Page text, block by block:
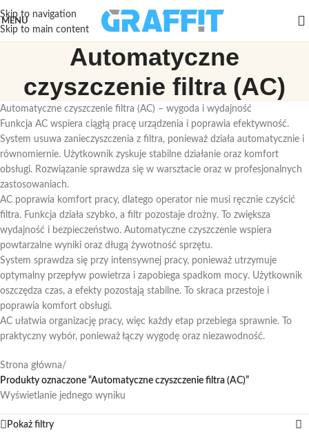
Skip to navigation
Skip to main content
MENU
Automatyczne
czyszczenie filtra (AC)
Automatyczne czyszczenie filtra (AC) – wygoda i wydajność
Funkcja AC wspiera ciągłą pracę urządzenia i poprawia efektywność.
System usuwa zanieczyszczenia z filtra, ponieważ działa automatycznie i
równomiernie. Użytkownik zyskuje stabilne działanie oraz komfort
obsługi. Rozwiązanie sprawdza się w warsztacie oraz w profesjonalnych
zastosowaniach.
AC poprawia komfort pracy, dlatego operator nie musi ręcznie czyścić
filtra. Funkcja działa szybko, a filtr pozostaje drożny. To zwiększa
wydajność i bezpieczeństwo. Automatyczne czyszczenie wspiera
powtarzalne wyniki oraz długą żywotność sprzętu.
System sprawdza się przy intensywnej pracy, ponieważ utrzymuje
optymalny przepływ powietrza i zapobiega spadkom mocy. Użytkownik
oszczędza czas, a efekty pozostają stabilne. To skraca przestoje i
poprawia komfort obsługi.
AC ułatwia organizację pracy, więc każdy etap przebiega sprawnie. To
praktyczny wybór, ponieważ łączy wygodę oraz niezawodność.
Strona główna/
Produkty oznaczone “Automatyczne czyszczenie filtra (AC)”
Wyświetlanie jednego wyniku
Pokaż filtry